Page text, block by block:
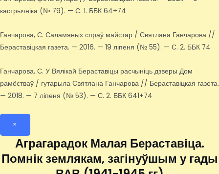
кастрычніка (№ 79). — С. 1. ББК 64+74
Ганчарова, С. Саламяных спраў майстар / Святлана Ганчарова //
Бераставіцкая газета. — 2016. — 19 ліпеня (№ 55). — С. 2. ББК 74
Ганчарова, С. У Вялікай Бераставіцы расчыніць дзверы Дом
рамёстваў / гутарыла Святлана Ганчарова // Бераставіцкая газета.
— 2018. — 7 ліпеня (№ 53). — С. 2. ББК 641+74
×
Аграгарадок Малая Бераставіца.
Помнік землякам, загінуўшым у гады